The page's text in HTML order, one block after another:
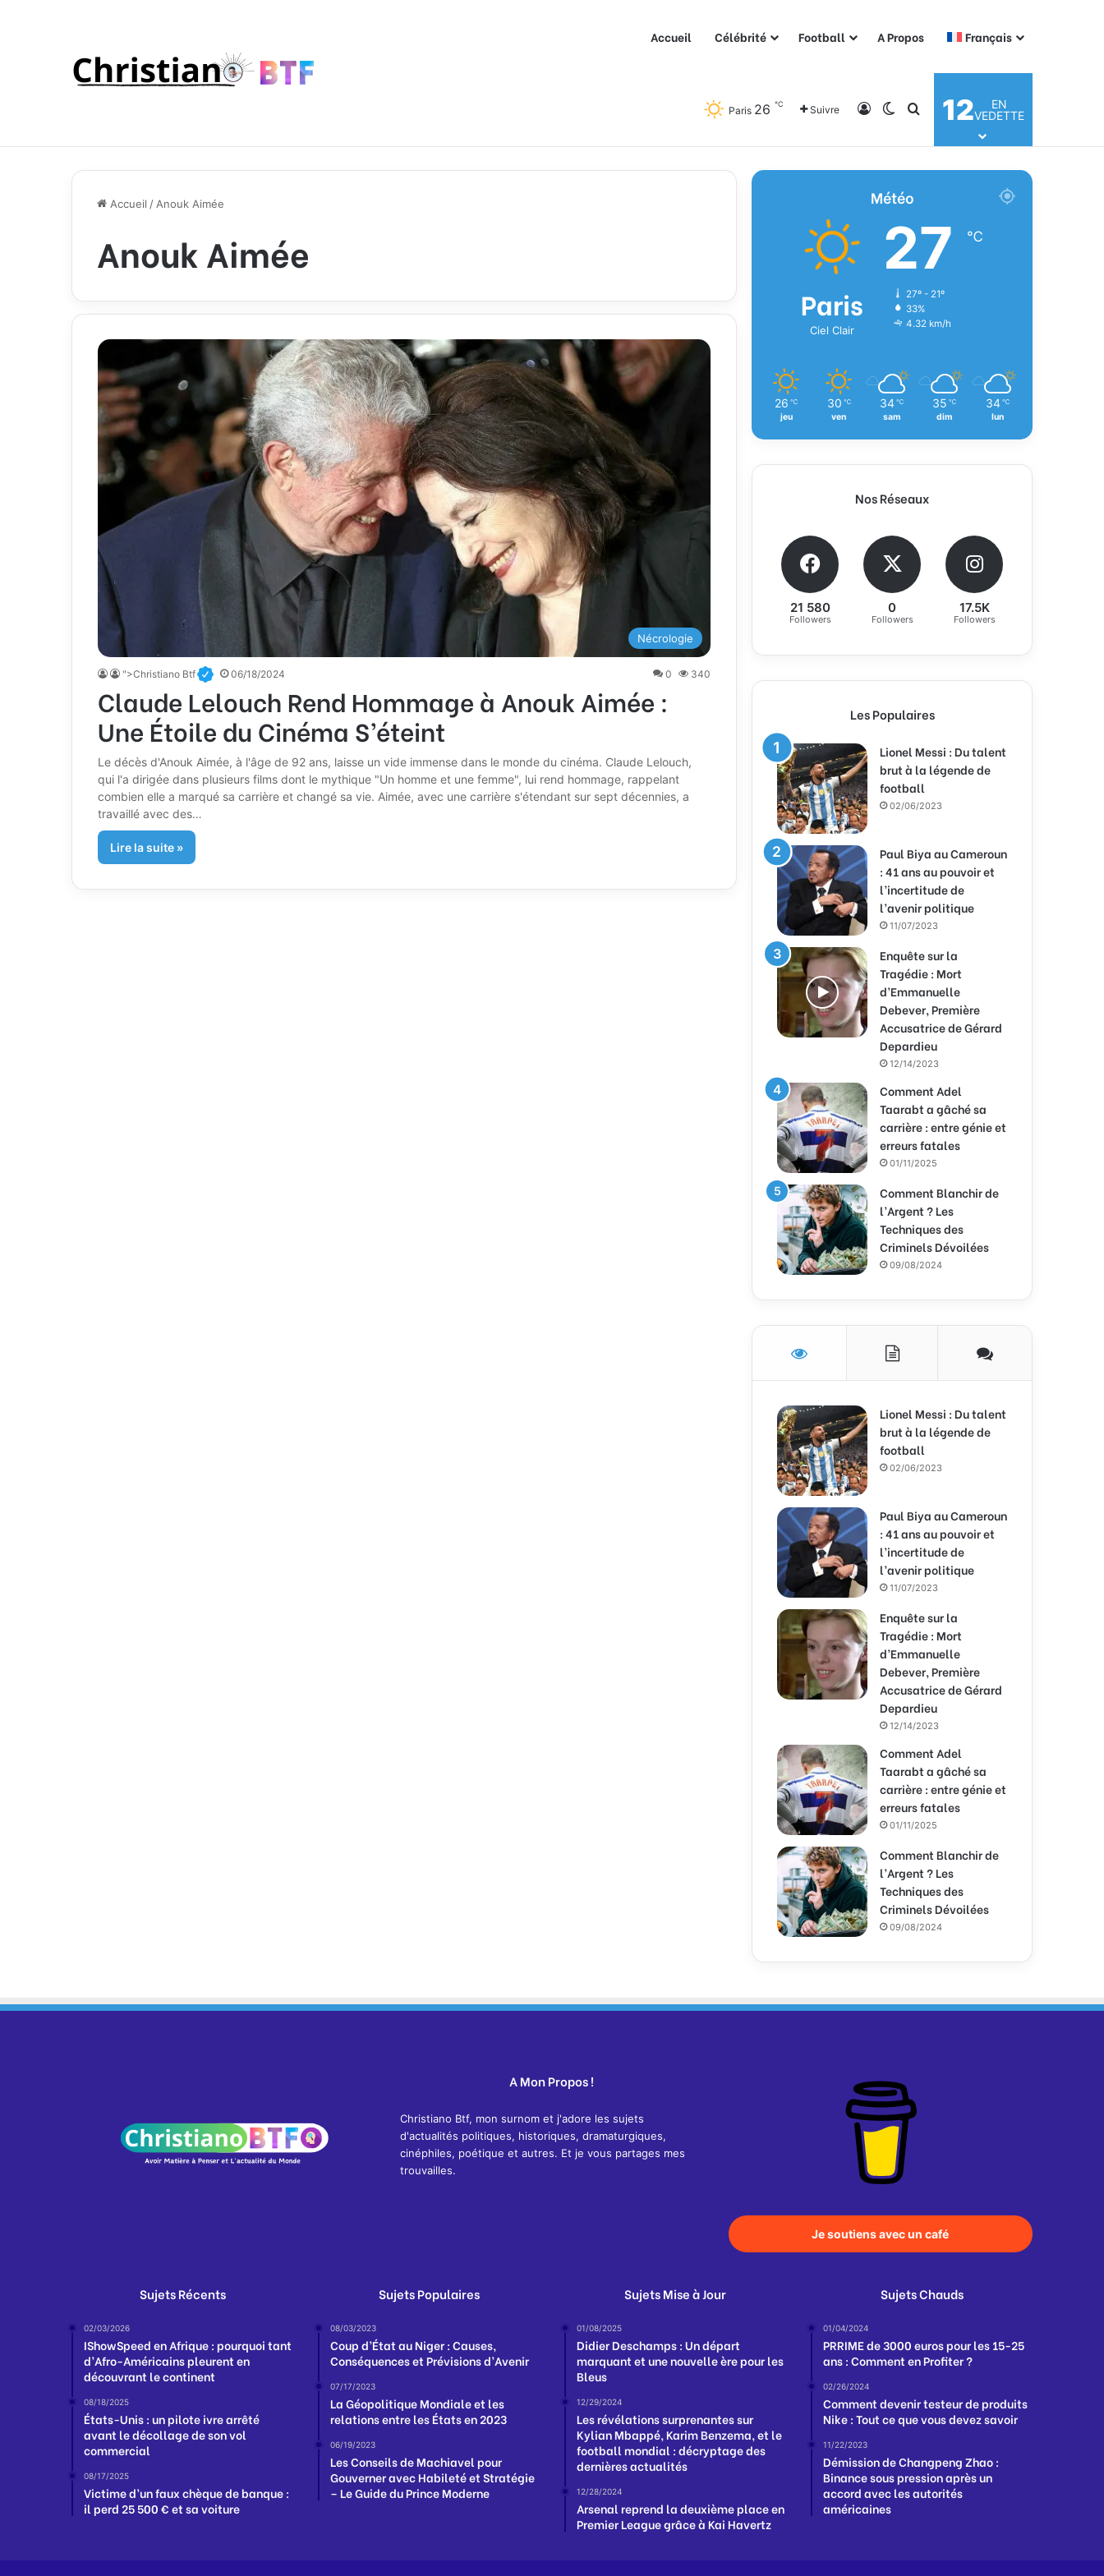
Accueil Célébrité Football A Propos Français
Paris 26 ℃ Suivre ConnexionSwitch skin
Rechercher
12
EN
VEDETTE
Accueil / Anouk Aimée
Anouk Aimée
Nécrologie
">Christiano Btf 06/18/2024 0 340
Claude Lelouch Rend Hommage à Anouk Aimée :
Une Étoile du Cinéma S’éteint
Le décès d'Anouk Aimée, à l'âge de 92 ans, laisse un vide immense dans le monde du cinéma. Claude Lelouch,
qui l'a dirigée dans plusieurs films dont le mythique "Un homme et une femme", lui rend hommage, rappelant
combien elle a marqué sa carrière et changé sa vie. Aimée, avec une carrière s'étendant sur sept décennies, a
travaillé avec des…
Lire la suite »
Météo
Paris
Ciel Clair
27 ℃
27º - 21º
33%
4.32 km/h
26 ℃
jeu
30 ℃
ven
34 ℃
sam
35 ℃
dim
34 ℃
lun
Nos Réseaux
21 580
Followers
0
Followers
17.5K
Followers
Les Populaires
Lionel Messi : Du talent
brut à la légende de
football
02/06/2023
Paul Biya au Cameroun
: 41 ans au pouvoir et
l’incertitude de
l’avenir politique
11/07/2023
Enquête sur la
Tragédie : Mort
d’Emmanuelle
Debever, Première
Accusatrice de Gérard
Depardieu
12/14/2023
Comment Adel
Taarabt a gâché sa
carrière : entre génie et
erreurs fatales
01/11/2025
Comment Blanchir de
l’Argent ? Les
Techniques des
Criminels Dévoilées
09/08/2024
Lionel Messi : Du talent
brut à la légende de
football
02/06/2023
Paul Biya au Cameroun
: 41 ans au pouvoir et
l’incertitude de
l’avenir politique
11/07/2023
Enquête sur la
Tragédie : Mort
d’Emmanuelle
Debever, Première
Accusatrice de Gérard
Depardieu
12/14/2023
Comment Adel
Taarabt a gâché sa
carrière : entre génie et
erreurs fatales
01/11/2025
Comment Blanchir de
l’Argent ? Les
Techniques des
Criminels Dévoilées
09/08/2024
A Mon Propos !
Christiano Btf, mon surnom et j'adore les sujets
d'actualités politiques, historiques, dramaturgiques,
cinéphiles, poétique et autres. Et je vous partages mes
trouvailles.
Je soutiens avec un café
Sujets Récents
02/03/2026
IShowSpeed en Afrique : pourquoi tant
d’Afro-Américains pleurent en
découvrant le continent
08/18/2025
États-Unis : un pilote ivre arrêté
avant le décollage de son vol
commercial
08/17/2025
Victime d’un faux chèque de banque :
il perd 25 500 € et sa voiture
Sujets Populaires
08/03/2023
Coup d’État au Niger : Causes,
Conséquences et Prévisions d’Avenir
07/17/2023
La Géopolitique Mondiale et les
relations entre les États en 2023
06/19/2023
Les Conseils de Machiavel pour
Gouverner avec Habileté et Stratégie
– Le Guide du Prince Moderne
Sujets Mise à Jour
01/08/2025
Didier Deschamps : Un départ
marquant et une nouvelle ère pour les
Bleus
12/29/2024
Les révélations surprenantes sur
Kylian Mbappé, Karim Benzema, et le
football mondial : décryptage des
dernières actualités
12/28/2024
Arsenal reprend la deuxième place en
Premier League grâce à Kai Havertz
Sujets Chauds
01/04/2024
PRRIME de 3000 euros pour les 15-25
ans : Comment en Profiter ?
02/26/2024
Comment devenir testeur de produits
Nike : Tout ce que vous devez savoir
11/22/2023
Démission de Changpeng Zhao :
Binance sous pression après un
accord avec les autorités
américaines